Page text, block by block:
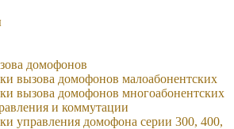
домофонов
вызова домофонов малоабонентских
вызова домофонов многоабонентских
и коммутации
управления домофона серии 300, 400,